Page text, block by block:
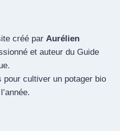
créé par Aurélien
et auteur du Guide
pour cultiver un potager bio